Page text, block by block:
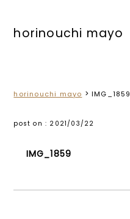
horinouchi mayo
horinouchi mayo >IMG_1859
post on : 2021/03/22
IMG_1859